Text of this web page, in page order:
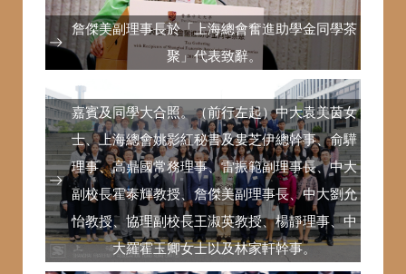
詹傑美副理事長於「上海總會奮進助學金同學茶
聚」代表致辭。
嘉賓及同學大合照。（前行左起）中大袁美茵女
士、上海總會姚影紅秘書及婁芝伊總幹事、俞驊
理事、高鼎國常務理事、雷振範副理事長、中大
副校長霍泰輝教授、詹傑美副理事長、中大劉允
怡教授、協理副校長王淑英教授、楊靜理事、中
大羅霍玉卿女士以及林家軒幹事。